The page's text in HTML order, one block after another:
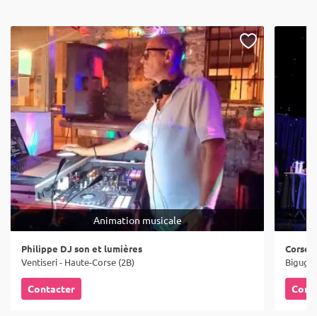
Animation musicale
Philippe DJ son et lumières
Ventiseri - Haute-Corse (2B)
Contacter
Corse